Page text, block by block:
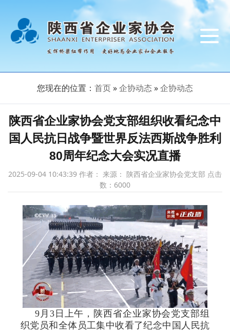
导
航
您现在的位置： 首页»企协动态»企协动态
陕西省企业家协会党支部组织收看纪念中
国人民抗日战争暨世界反法西斯战争胜利
80周年纪念大会实况直播
2025-09-04 10:43:39 作者： 来源： 陕西省企业家协会党支部 点击
数： 6000
9月3日上午，陕西省企业家协会党支部组
织党员和全体员工集中收看了纪念中国人民抗